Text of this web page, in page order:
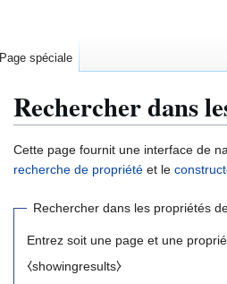
Rechercher dans
Aller
à
navigation
Aller
à
recherche
Cette page fournit une interface de
recherche de propriété et le
Rechercher dans les propriétés
Entrez soit une page et une
⧼showingresults⧽
Page spéciale